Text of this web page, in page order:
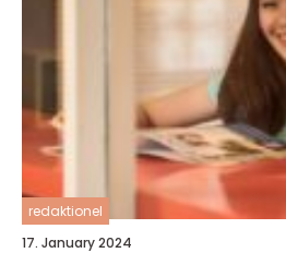
redaktionel
17. January 2024